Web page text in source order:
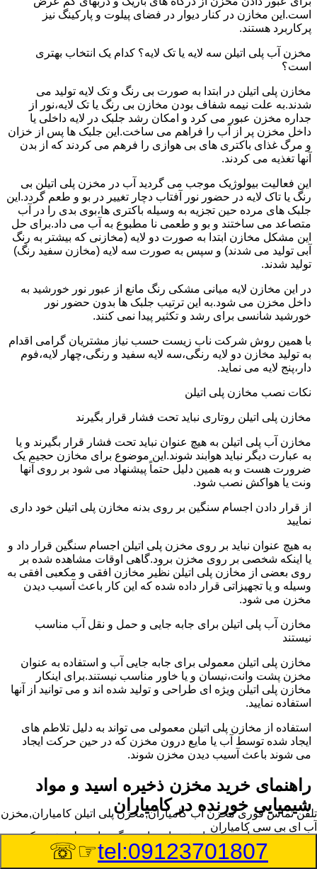
است.این مخازن در کنار دیوار در فضای پیلوت و پارکینگ نیز
پرکاربرد هستند.
مخزن آب پلی اتیلن سه لایه یا تک لایه؟ کدام یک انتخاب بهتری
است؟
مخازن پلی اتیلن در ابتدا به صورت بی رنگ و تک لایه تولید می
شدند.به علت نیمه شفاف بودن مخازن بی رنگ یا تک لایه،نور از
جداره مخزن عبور می کرد و امکان رشد جلبک در لایه داخلی یا
داخل مخزن پر از آب را فراهم می ساخت.این جلبک ها پس از خزان
و مرگ غذای باکتری های بی هوازی را فرهم می کردند که از بدن
آنها تغذیه می کردند.
این فعالیت بیولوژیک موجب می گردید آب در مخزن پلی اتیلن بی
رنگ یا تاک لایه در حضور نور آفتاب دچار تغییر در بو و طعم گردد.این
جلبک های مرده حین تجزیه به وسیله باکتری ها،بوی بدی را در آب
متصاعد می ساختند و بو و طعمی نا مطبوع به آب می داد.برای حل
این مشکل مخازن ابتدا به صورت دو لایه (مخازنی که بیشتر به رنگ
آبی تولید می شدند) و سپس به صورت سه لایه (مخازن سفید رنگ)
تولید شدند.
در این مخازن لایه میانی مشکی رنگ مانع از عبور نور خورشید به
داخل مخزن می شود.به این ترتیب جلبک ها بدون حضور نور
خورشید شانسی برای رشد و تکثیر پیدا نمی کنند.
با همین روش شرکت ناب زیست حسب نیاز مشتریان گرامی اقدام
به تولید مخازن دو لایه رنگی،سه لایه سفید و رنگی،چهار لایه،فوم
دار،پنج لایه می نماید.
نکات نصب مخازن پلی اتیلن
مخازن پلی اتیلن روتاری نباید تحت فشار قرار بگیرند
مخازن آب پلی اتیلن به هیچ عنوان نباید تحت فشار قرار بگیرند و یا
به عبارت دیگر نباید هوابند شوند.این موضوع برای مخازن حجیم یک
ضرورت هست و به همین دلیل حتماً پیشنهاد می شود بر روی آنها
ونت یا هواکش نصب شود.
از قرار دادن اجسام سنگین بر روی بدنه مخازن پلی اتیلن خود داری
نمایید
به هیچ عنوان نباید بر روی مخزن پلی اتیلن اجسام سنگین قرار داد و
یا اینکه شخصی بر روی مخزن برود.گاهی اوقات مشاهده شده بر
روی بعضی از مخازن پلی اتیلن نظیر مخازن افقی و مکعبی افقی به
وسیله و یا تجهیزاتی قرار داده شده که این کار باعث آسیب دیدن
مخزن می شود.
مخازن آب پلی اتیلن برای جابه جایی و حمل و نقل آب مناسب
نیستند
مخازن پلی اتیلن معمولی برای جابه جایی آب و استفاده به عنوان
مخزن پشت وانت،نیسان و یا خاور مناسب نیستند.برای اینکار
مخازن پلی اتیلن ویژه ای طراحی و تولید شده اند و می توانید از آنها
استفاده نمایید.
استفاده از مخازن پلی اتیلن معمولی می تواند به دلیل تلاطم های
ایجاد شده توسط آب یا مایع درون مخزن که در حین حرکت ایجاد
می شوند باعث آسیب دیدن مخزن شوند.
راهنمای خرید مخزن ذخیره اسید و مواد
شیمیایی خورنده در کامیاران
مخزن ذخیره اسید و مواد شیمیایی باید به گونه ای تولید شوند که
بتوانند در برابر چگالی نسبتا بالا و خورندگی انواع اسیدها مقاومت
کافی داشته باشند.به همین دلیل نمی توان در هر مخزنی اسید و مواد
تلفن تماس فوریمخزن آب کامیاران,مخزن پلی اتیلن کامیاران,مخزن
آب ای بی سی کامیاران
tel:09123701807
☞☏